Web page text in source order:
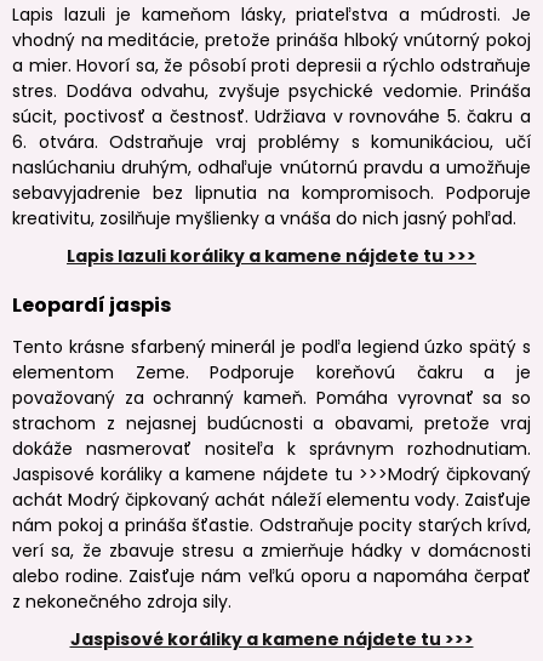
Lapis lazuli je kameňom lásky, priateľstva a múdrosti. Je
vhodný na meditácie, pretože prináša hlboký vnútorný pokoj
a mier. Hovorí sa, že pôsobí proti depresii a rýchlo odstraňuje
stres. Dodáva odvahu, zvyšuje psychické vedomie. Prináša
súcit, poctivosť a čestnosť. Udržiava v rovnováhe 5. čakru a
6. otvára. Odstraňuje vraj problémy s komunikáciou, učí
naslúchaniu druhým, odhaľuje vnútornú pravdu a umožňuje
sebavyjadrenie bez lipnutia na kompromisoch. Podporuje
kreativitu, zosilňuje myšlienky a vnáša do nich jasný pohľad.
Lapis lazuli koráliky a kamene nájdete tu >>>
Leopardí jaspis
Tento krásne sfarbený minerál je podľa legiend úzko spätý s
elementom Zeme. Podporuje koreňovú čakru a je
považovaný za ochranný kameň. Pomáha vyrovnať sa so
strachom z nejasnej budúcnosti a obavami, pretože vraj
dokáže nasmerovať nositeľa k správnym rozhodnutiam.
Jaspisové koráliky a kamene nájdete tu >>>Modrý čipkovaný
achát Modrý čipkovaný achát náleží elementu vody. Zaisťuje
nám pokoj a prináša šťastie. Odstraňuje pocity starých krívd,
verí sa, že zbavuje stresu a zmierňuje hádky v domácnosti
alebo rodine. Zaisťuje nám veľkú oporu a napomáha čerpať
z nekonečného zdroja sily.
Jaspisové koráliky a kamene nájdete tu >>>